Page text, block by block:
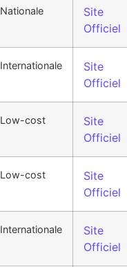
Nationale
Site
Officiel
Internationale
Site
Officiel
Low-cost
Site
Officiel
Low-cost
Site
Officiel
Internationale
Site
Officiel